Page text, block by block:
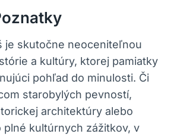
je skutočne neoceniteľnou
a kultúry, ktorej pamiatky
pohľad do minulosti. Či
starobylých pevností,
architektúry alebo
plné kultúrnych zážitkov, v